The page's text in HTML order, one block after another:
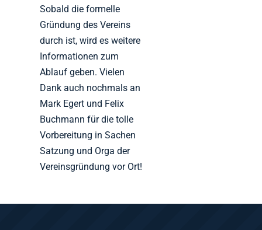
Sobald die formelle
Gründung des Vereins
durch ist, wird es weitere
Informationen zum
Ablauf geben. Vielen
Dank auch nochmals an
Mark Egert und Felix
Buchmann für die tolle
Vorbereitung in Sachen
Satzung und Orga der
Vereinsgründung vor Ort!